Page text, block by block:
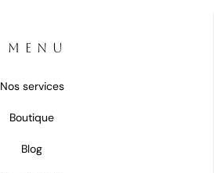
MENU
Nos services
Boutique
Blog